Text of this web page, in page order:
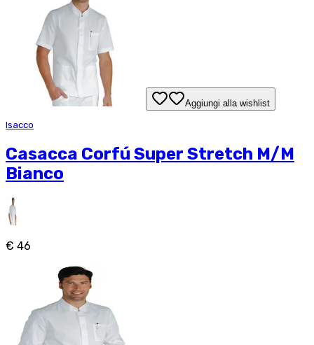
Aggiungi alla wishlist
Isacco
Casacca Corfú Super Stretch M/M
Bianco
€ 46